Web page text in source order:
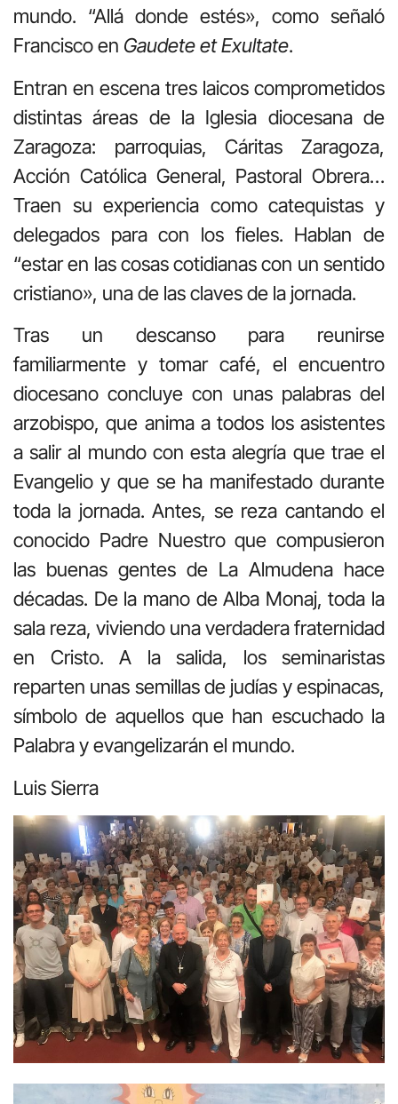
mundo. “Allá donde estés», como señaló
Francisco en Gaudete et Exultate.
Entran en escena tres laicos comprometidos
distintas áreas de la Iglesia diocesana de
Zaragoza: parroquias, Cáritas Zaragoza,
Acción Católica General, Pastoral Obrera…
Traen su experiencia como catequistas y
delegados para con los fieles. Hablan de
“estar en las cosas cotidianas con un sentido
cristiano», una de las claves de la jornada.
Tras un descanso para reunirse
familiarmente y tomar café, el encuentro
diocesano concluye con unas palabras del
arzobispo, que anima a todos los asistentes
a salir al mundo con esta alegría que trae el
Evangelio y que se ha manifestado durante
toda la jornada. Antes, se reza cantando el
conocido Padre Nuestro que compusieron
las buenas gentes de La Almudena hace
décadas. De la mano de Alba Monaj, toda la
sala reza, viviendo una verdadera fraternidad
en Cristo. A la salida, los seminaristas
reparten unas semillas de judías y espinacas,
símbolo de aquellos que han escuchado la
Palabra y evangelizarán el mundo.
Luis Sierra